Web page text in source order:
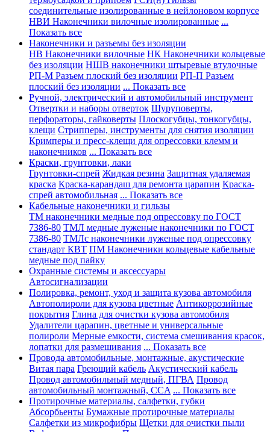
соединительные изолированные в нейлоновом корпусе
НВИ Наконечники вилочные изолированные ...
Показать все
Наконечники и разъемы без изоляции
НВ Наконечники вилочные НК Наконечники кольцевые
без изоляции НШВ наконечники штыревые втулочные
РП-М Разъем плоский без изоляции РП-П Разъем
плоский без изоляции ... Показать все
Ручной, электрический и автомобильный инструмент
Отвертки и наборы отверток Шуруповерты,
перфораторы, гайковерты Плоскогубцы, тонкогубцы,
клещи Стрипперы, инструменты для снятия изоляции
Кримперы и пресс-клещи для опрессовки клемм и
наконечников ... Показать все
Краски, грунтовки, лаки
Грунтовки-спрей Жидкая резина Защитная удаляемая
краска Краска-карандаш для ремонта царапин Краска-
спрей автомобильная ... Показать все
Кабельные наконечники и гильзы
ТМ наконечники медные под опрессовку по ГОСТ
7386-80 ТМЛ медные луженые наконечники по ГОСТ
7386-80 ТМЛс наконечники луженые под опрессовку
стандарт КВТ ПМ Наконечники кольцевые кабельные
медные под пайку
Охранные системы и аксессуары
Автосигнализации
Полировка, ремонт, уход и защита кузова автомобиля
Автополироли для кузова цветные Антикоррозийные
покрытия Глина для очистки кузова автомобиля
Удалители царапин, цветные и универсальные
полироли Мерные емкости, система смешивания красок,
лопатки для размешивания ... Показать все
Провода автомобильные, монтажные, акустические
Витая пара Греющий кабель Акустический кабель
Провод автомобильный медный, ПГВА Провод
автомобильный монтажный, CCA ... Показать все
Протирочные материалы, салфетки, губки
Абсорбьенты Бумажные протирочные материалы
Салфетки из микрофибры Щетки для очистки пыли